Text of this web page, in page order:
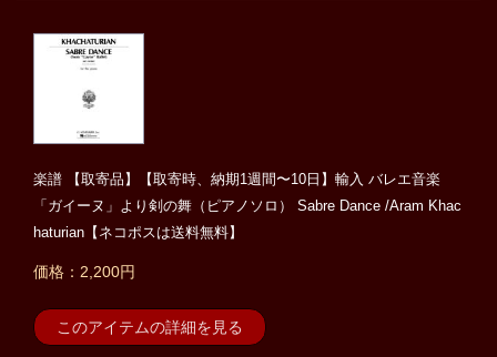
楽譜 【取寄品】【取寄時、納期1週間〜10日】輸入 バレエ音楽
「ガイーヌ」より剣の舞（ピアノソロ） Sabre Dance /Aram Khac
haturian【ネコポスは送料無料】
価格：2,200円
このアイテムの詳細を見る